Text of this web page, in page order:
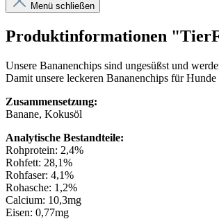
Menü schließen
Produktinformationen
Unsere Bananenchips sind ungesüßst und
Damit unsere leckeren Bananenchips für
Zusammensetzung:
Banane, Kokusöl
Analytische Bestandteile:
Rohprotein: 2,4%
Rohfett: 28,1%
Rohfaser: 4,1%
Rohasche: 1,2%
Calcium: 10,3mg
Eisen: 0,77mg